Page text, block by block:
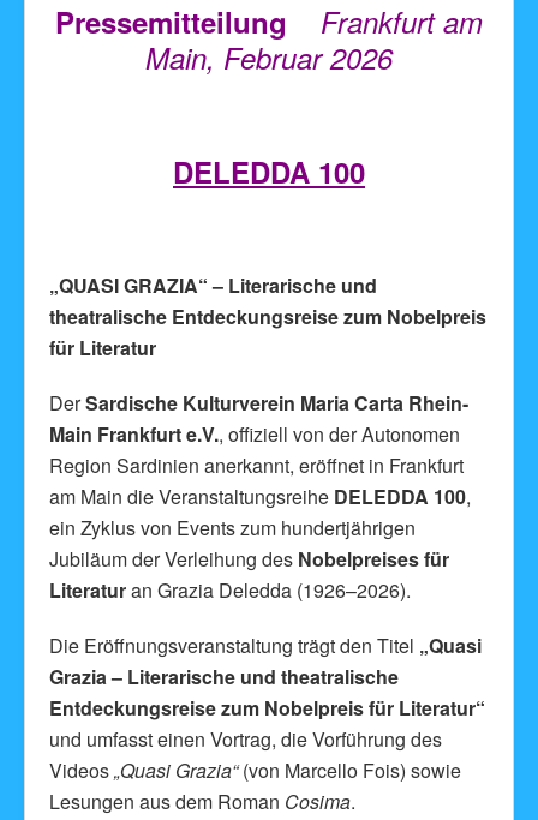
Pressemitteilung
Frankfurt am
Main, Februar 2026
DELEDDA 100
„QUASI GRAZIA“ – Literarische und
theatralische Entdeckungsreise zum Nobelpreis
für Literatur
DerSardische Kulturverein Maria Carta Rhein-
Main Frankfurt e.V., offiziell von der Autonomen
Region Sardinien anerkannt, eröffnet in Frankfurt
am Main die Veranstaltungsreihe DELEDDA 100,
ein Zyklus von Events zum hundertjährigen
Jubiläum der Verleihung des Nobelpreises für
Literaturan Grazia Deledda (1926–2026).
Die Eröffnungsveranstaltung trägt den Titel „Quasi
Grazia – Literarische und theatralische
Entdeckungsreise zum Nobelpreis für Literatur“
und umfasst einen Vortrag, die Vorführung des
Videos„Quasi Grazia“(von Marcello Fois) sowie
Lesungen aus dem Roman Cosima.